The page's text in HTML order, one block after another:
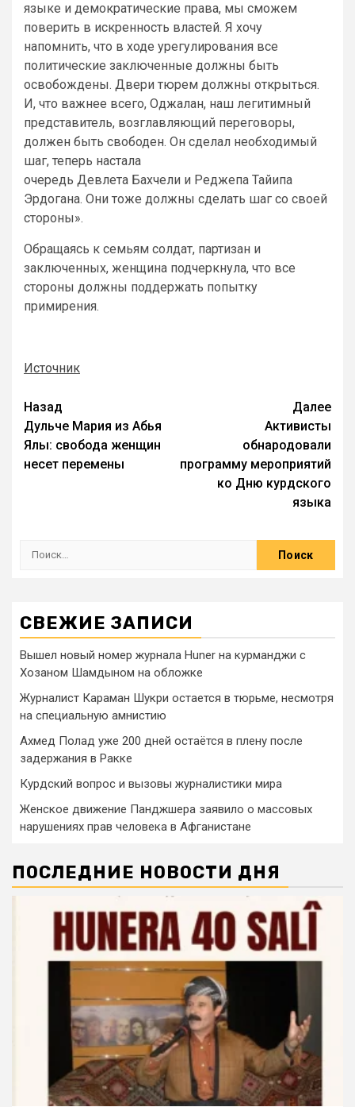
языке и демократические права, мы сможем
поверить в искренность властей. Я хочу
напомнить, что в ходе урегулирования все
политические заключенные должны быть
освобождены. Двери тюрем должны открыться.
И, что важнее всего, Оджалан, наш легитимный
представитель, возглавляющий переговоры,
должен быть свободен. Он сделал необходимый
шаг, теперь настала
очередь Девлета Бахчели и Реджепа Тайипа
Эрдогана. Они тоже должны сделать шаг со своей
стороны».
Обращаясь к семьям солдат, партизан и
заключенных, женщина подчеркнула, что все
стороны должны поддержать попытку
примирения.
Источник
Назад
Дульче Мария из Абья
Ялы: свобода женщин
несет перемены
Далее
Активисты
обнародовали
программу мероприятий
ко Дню курдского
языка
СВЕЖИЕ ЗАПИСИ
Вышел новый номер журнала Huner на курманджи с
Хозаном Шамдыном на обложке
Журналист Караман Шукри остается в тюрьме, несмотря
на специальную амнистию
Ахмед Полад уже 200 дней остаётся в плену после
задержания в Ракке
Курдский вопрос и вызовы журналистики мира
Женское движение Панджшера заявило о массовых
нарушениях прав человека в Афганистане
ПОСЛЕДНИЕ НОВОСТИ ДНЯ